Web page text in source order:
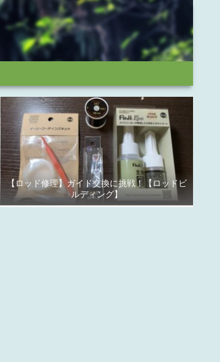
【ロッド修理】ガイド交換に挑戦！【ロッドビ
ルディング】